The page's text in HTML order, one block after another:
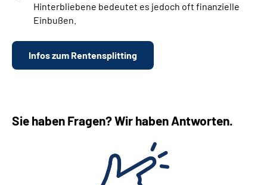
Hinterbliebene bedeutet es jedoch oft finanzielle
Einbußen.
Infos zum Rentensplitting
Sie haben Fragen? Wir haben Antworten.